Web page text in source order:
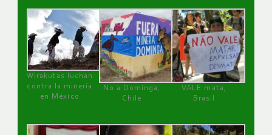
Wirakutas luchan
contra la minería
en México
No a Dominga,
Chile
VALE mata,
Brasil